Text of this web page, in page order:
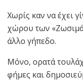
Χωρίς καν να έχει
χώρου των
άλλο γήπεδο.
Μόνο, ορατά
φήμες και